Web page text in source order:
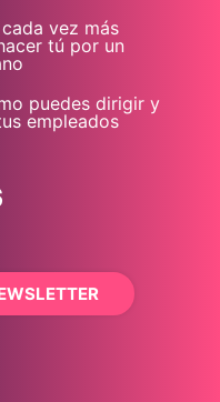
vez más
tú por un
puedes dirigir y
empleados